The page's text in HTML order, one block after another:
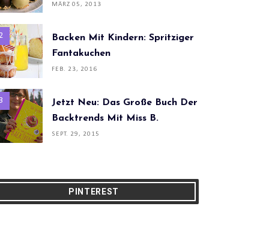
MÄRZ 05, 2013
Backen Mit Kindern: Spritziger
Fantakuchen
FEB. 23, 2016
Jetzt Neu: Das Große Buch Der
Backtrends Mit Miss B.
SEPT. 29, 2015
PINTEREST